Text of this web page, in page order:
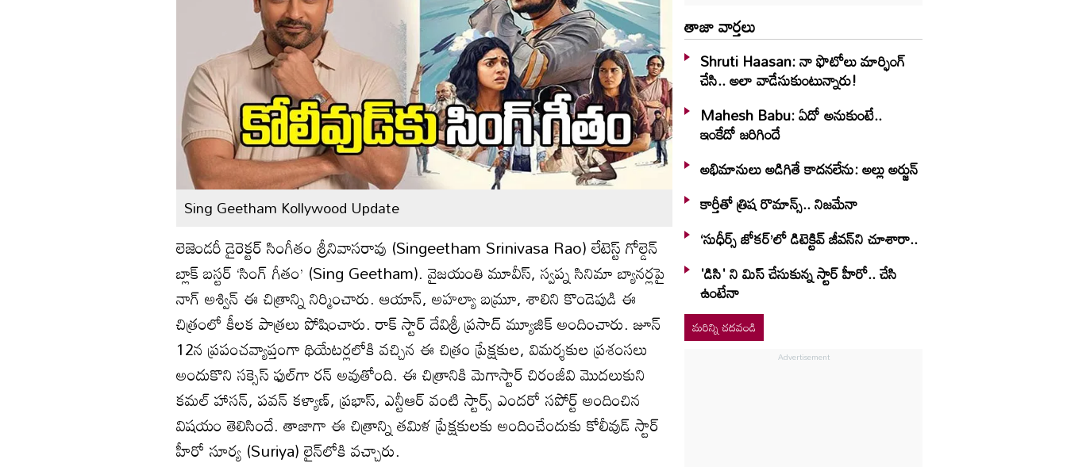
Sing Geetham Kollywood Update
లెజెండరీ డైరెక్టర్ సింగీతం శ్రీనివాసరావు (Singeetham Srinivasa Rao) లేటెస్ట్ గోల్డెన్
బ్లాక్ బస్టర్ ‘సింగ్ గీతం’ (Sing Geetham). వైజయంతి మూవీస్, స్వప్న సినిమా బ్యానర్లపై
నాగ్ అశ్విన్ ఈ చిత్రాన్ని నిర్మించారు. ఆయాన్, అహల్యా బమ్రూ, శాలిని కొండెపుడి ఈ
చిత్రంలో కీలక పాత్రలు పోషించారు. రాక్ స్టార్ దేవిశ్రీ ప్రసాద్ మ్యూజిక్ అందించారు. జూన్
12న ప్రపంచవ్యాప్తంగా థియేటర్లలోకి వచ్చిన ఈ చిత్రం ప్రేక్షకుల, విమర్శకుల ప్రశంసలు
అందుకొని సక్సెస్ ఫుల్‌గా రన్ అవుతోంది. ఈ చిత్రానికి మెగాస్టార్ చిరంజీవి మొదలుకుని
కమల్ హాసన్, పవన్ కళ్యాణ్, ప్రభాస్, ఎన్టీఆర్ వంటి స్టార్స్ ఎందరో సపోర్ట్ అందించిన
విషయం తెలిసిందే. తాజాగా ఈ చిత్రాన్ని తమిళ ప్రేక్షకులకు అందించేందుకు కోలీవుడ్ స్టార్
హీరో సూర్య (Suriya) లైన్‌లోకి వచ్చారు.
తాజా వార్తలు
Shruti Haasan: నా ఫొటోలు మార్ఫింగ్
చేసి.. అలా వాడేసుకుంటున్నారు!
Mahesh Babu: ఏదో అనుకుంటే..
ఇంకేదో జరిగిందే
అభిమానులు అడిగితే కాదనలేను: అల్లు అర్జున్
కార్తీతో త్రిష రొమాన్స్.. నిజమేనా
‘సుధీర్స్ జోకర్’లో డిటెక్టివ్ జీవన్‌ని చూశారా..
'డిసి' ని మిస్ చేసుకున్న స్టార్ హీరో.. చేసి
ఉంటేనా
మరిన్ని చదవండి